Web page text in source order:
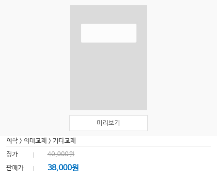
미리보기
의학 >의대교재 >기타교재
정가
40,000원
판매가
38,000원